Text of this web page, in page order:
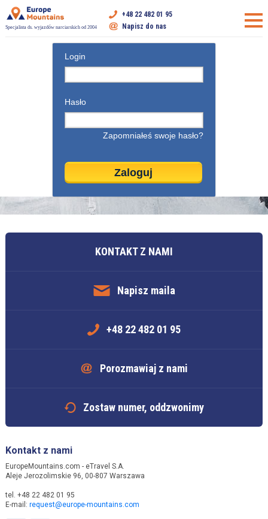
Specjalista ds. wyjazdów narciarskich od 2004
+48 22 482 01 95
Napisz do nas
Login
Hasło
Zapomniałeś swoje hasło?
KONTAKT Z NAMI
Napisz maila
+48 22 482 01 95
Porozmawiaj z nami
Zostaw numer, oddzwonimy
Kontakt z nami
EuropeMountains.com - eTravel S.A.
Aleje Jerozolimskie 96, 00-807 Warszawa
tel. +48 22 482 01 95
E-mail: request@europe-mountains.com